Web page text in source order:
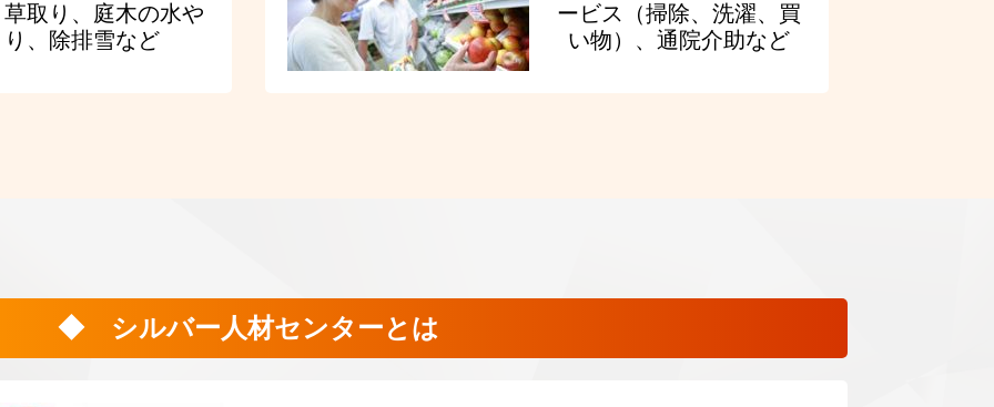
取り、庭木の水や
り、除排雪など
ービス（掃除、洗濯、買
い物）、通院介助など
◆ シルバー人材センターとは